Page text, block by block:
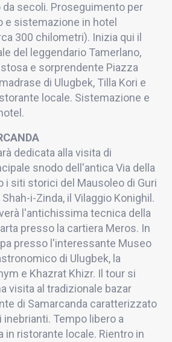
secoli. Proseguimento per
e sistemazione in hotel
300 chilometri). Inizia qui il
del leggendario Tamerlano,
e sorprendente Piazza
di Ulugbek, Tilla Kori e
locale. Sistemazione e
dedicata alla visita di
snodo dell'antica Via della
i siti storici del Mausoleo di Guri
i-Zinda, il Vilaggio Konighil.
l'antichissima tecnica della
presso la cartiera Meros. In
presso l'interessante Museo
di Ulugbek, la
e Khazrat Khizr. Il tour si
visita al tradizionale bazar
di Samarcanda caratterizzato
Tempo libero a
in ristorante locale. Rientro in